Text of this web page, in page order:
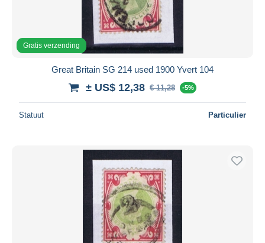
Gratis verzending
Great Britain SG 214 used 1900 Yvert 104
± US$ 12,38 € 11,28 -5%
Statuut Particulier